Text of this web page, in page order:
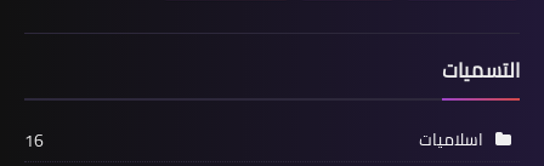
التسميات
اسلاميات
16